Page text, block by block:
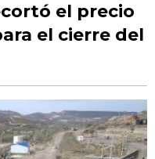
el precio
el cierre del